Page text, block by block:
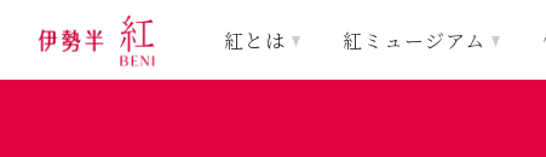
紅とは 紅ミュージアム